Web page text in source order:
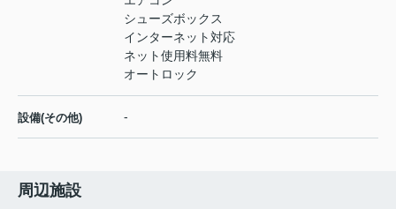
シューズボックス
インターネット対応
ネット使用料無料
オートロック
設備(その他) -
周辺施設